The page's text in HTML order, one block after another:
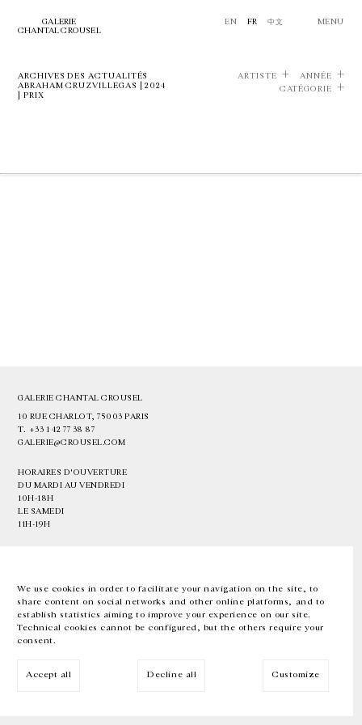
We use cookies in order to facilitate your navigation on the site, to
share content on social networks and other online platforms, and to
establish statistics aiming to improve your experience on our site.
Technical cookies cannot be configured, but the others require your
consent.
Accept all Decline all Customize
GALERIE
CHANTAL CROUSEL
EN FR 中文 MENU
ARCHIVES DES ACTUALITÉS
ABRAHAM CRUZVILLEGAS | 2024
| PRIX
ARTISTE
ANNÉE
CATÉGORIE
GALERIE CHANTAL CROUSEL
10 RUE CHARLOT, 75003 PARIS
T. +33 1 42 77 38 87
GALERIE@CROUSEL.COM
HORAIRES D'OUVERTURE
DU MARDI AU VENDREDI
10H-18H
LE SAMEDI
11H-19H
EN FR 中文 Facebook Instagram
Inscrivez-vous à notre newsletter